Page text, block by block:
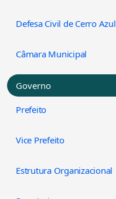
Defesa Civil de Cerro Azul
Câmara Municipal
Governo
Prefeito
Vice Prefeito
Estrutura Organizacional